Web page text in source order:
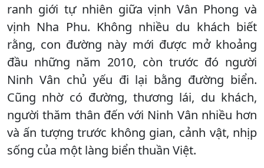
ranh giới tự nhiên giữa vịnh Vân Phong và
vịnh Nha Phu. Không nhiều du khách biết
rằng, con đường này mới được mở khoảng
đầu những năm 2010, còn trước đó người
Ninh Vân chủ yếu đi lại bằng đường biển.
Cũng nhờ có đường, thương lái, du khách,
người thăm thân đến với Ninh Vân nhiều hơn
và ấn tượng trước không gian, cảnh vật, nhịp
sống của một làng biển thuần Việt.